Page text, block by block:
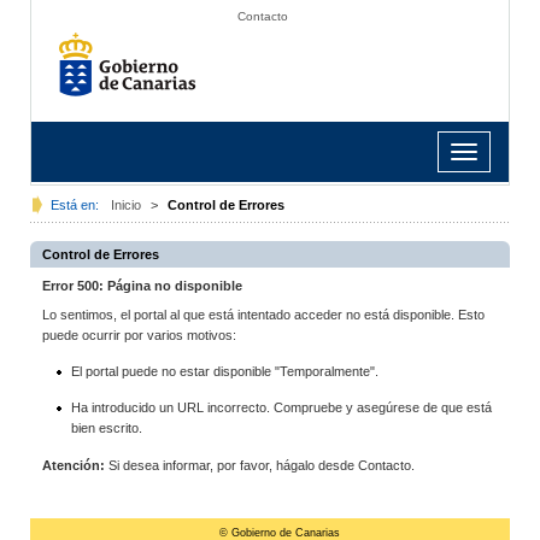
Contacto
Toggle
navigation
Está en: Inicio > Control de Errores
Control de Errores
Error 500: Página no disponible
Lo sentimos, el portal al que está intentado acceder no está disponible. Esto
puede ocurrir por varios motivos:
El portal puede no estar disponible "Temporalmente".
Ha introducido un URL incorrecto. Compruebe y asegúrese de que está
bien escrito.
Atención: Si desea informar, por favor, hágalo desde Contacto.
© Gobierno de Canarias